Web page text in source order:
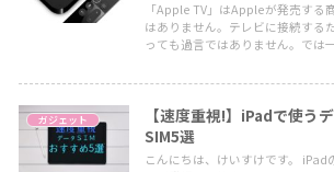
「Apple TV」はAppleが発売する
はありません。テレビに接続する
っても過言ではありません。では
しょうか。 今回は「Apple TV」
「Apple TV」でできることを一挙
ガジェット
【速度重視!】iPadで使う
SIM5選
こんにちは、けいすけです。